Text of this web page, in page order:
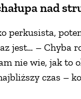
nad
perkusista,
jest… – Chyba
nie wie, jak to
czas –
RĘKODZIEŁO
RZEMIOSŁO